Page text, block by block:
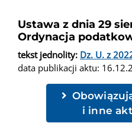
Ustawa z dnia 29
Ordynacja
tekst jednolity: Dz. U. z
data publikacji aktu:
i inne